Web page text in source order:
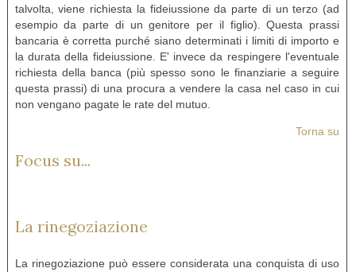
talvolta, viene richiesta la fideiussione da parte di un terzo (ad
esempio da parte di un genitore per il figlio). Questa prassi
bancaria è corretta purché siano determinati i limiti di importo e
la durata della fideiussione. E' invece da respingere l'eventuale
richiesta della banca (più spesso sono le finanziarie a seguire
questa prassi) di una procura a vendere la casa nel caso in cui
non vengano pagate le rate del mutuo.
Torna su
Focus su...
La rinegoziazione
La rinegoziazione può essere considerata una conquista di uso